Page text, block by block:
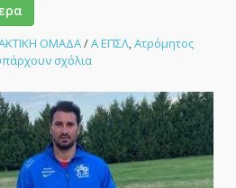
ΟΜΑΔΑ/Α ΕΠΣΛ,Ατρόμητος
σχόλιαστο
η
Ανεμώτια
γιορτάζει!
–
ΑΘΛΗΤΙΚΟ
ΜΕΤΩΠΟ